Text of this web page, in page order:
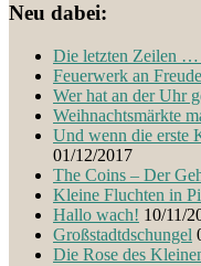
Neu dabei:
Die letzten Zeilen …
Feuerwerk an Freude
Wer hat an der Uhr
Weihnachtsmärkte
Und wenn die erste
01/12/2017
The Coins – Der
Kleine Fluchten in
Hallo wach! 10/11/
Großstadtdschungel
Die Rose des